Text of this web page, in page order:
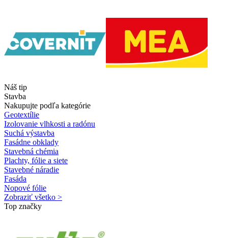
Náš tip
Stavba
Nakupujte podľa kategórie
Geotextílie
Izolovanie vlhkosti a radónu
Suchá výstavba
Fasádne obklady
Stavebná chémia
Plachty, fólie a siete
Stavebné náradie
Fasáda
Nopové fólie
Zobraziť všetko >
Top značky